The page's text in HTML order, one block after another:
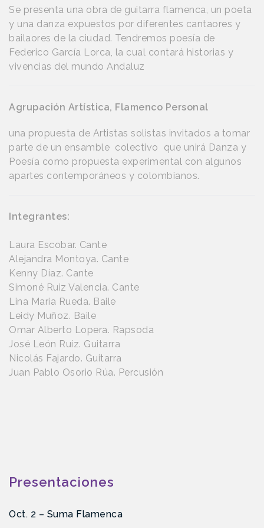
Se presenta una obra de guitarra flamenca, un poeta
y una danza expuestos por diferentes cantaores y
bailaores de la ciudad. Tendremos poesía de
Federico García Lorca, la cual contará historias y
vivencias del mundo Andaluz
Agrupación Artística, Flamenco Personal
una propuesta de Artistas solistas invitados a tomar
parte de un ensamble colectivo que unirá Danza y
Poesía como propuesta experimental con algunos
apartes contemporáneos y colombianos.
Integrantes:
Laura Escobar. Cante
Alejandra Montoya. Cante
Kenny Díaz. Cante
Simoné Ruiz Valencia. Cante
Lina Maria Rueda. Baile
Leidy Muñoz. Baile
Omar Alberto Lopera. Rapsoda
José León Ruíz. Guitarra
Nicolás Fajardo. Guitarra
Juan Pablo Osorio Rúa. Percusión
Presentaciones
Oct. 2 – Suma Flamenca